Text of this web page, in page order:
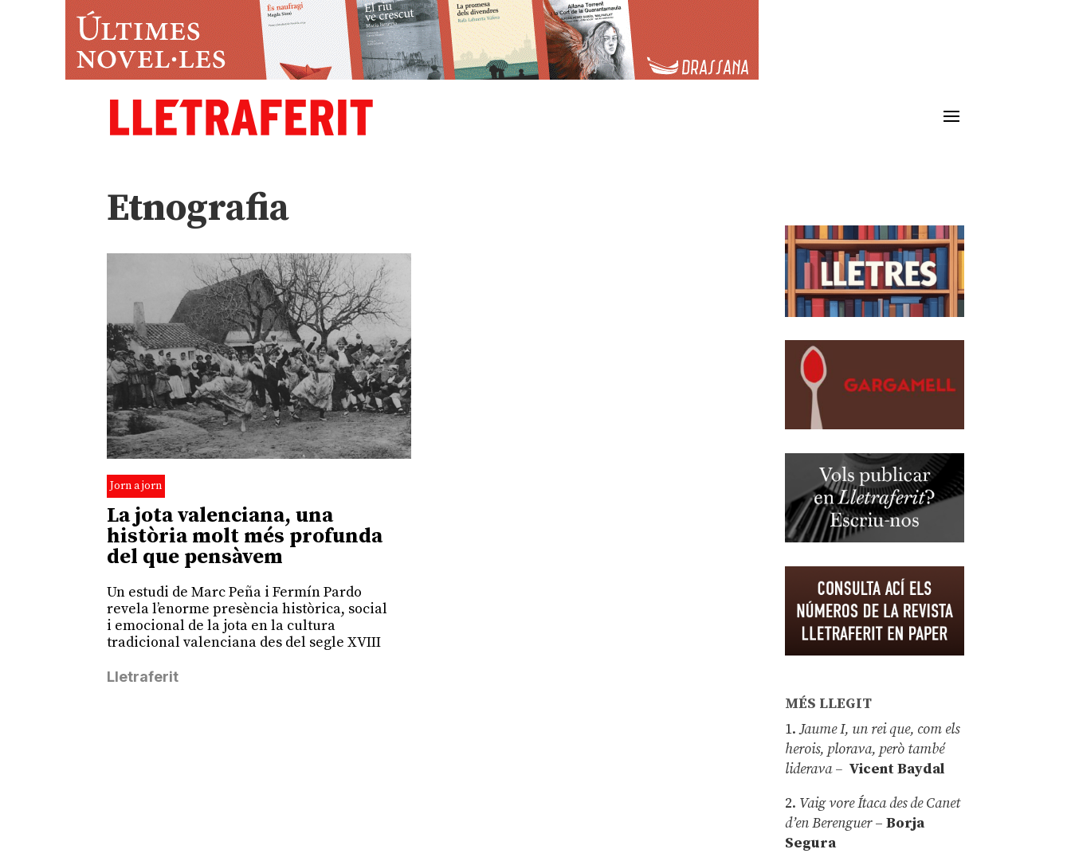
Etnografia
Jorn a jorn
La jota valenciana, una
història molt més profunda
del que pensàvem
Un estudi de Marc Peña i Fermín Pardo
revela l’enorme presència històrica, social
i emocional de la jota en la cultura
tradicional valenciana des del segle XVIII
Lletraferit
MÉS LLEGIT
1.Jaume I, un rei que, com els
herois, plorava, però també
liderava – Vicent Baydal
2. Vaig vore Ítaca des de Canet
d’en Berenguer–Borja
Segura